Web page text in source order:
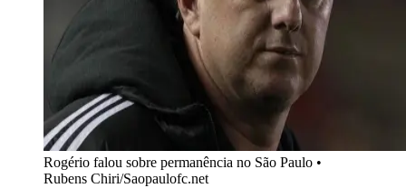
Rogério falou sobre permanência no São Paulo •
Rubens Chiri/Saopaulofc.net